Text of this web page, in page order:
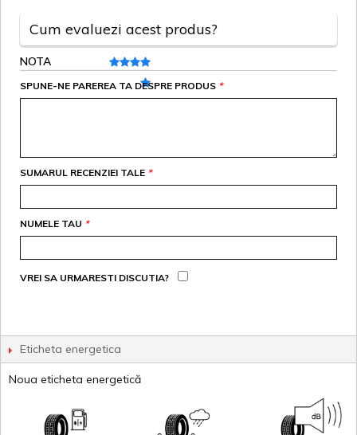
Cum evaluezi acest produs?
NOTA
*
SPUNE-NE PAREREA TA DESPRE PRODUS
*
SUMARUL RECENZIEI TALE
*
NUMELE TAU
VREI SA URMARESTI DISCUTIA?
Eticheta energetica
Noua eticheta energetică